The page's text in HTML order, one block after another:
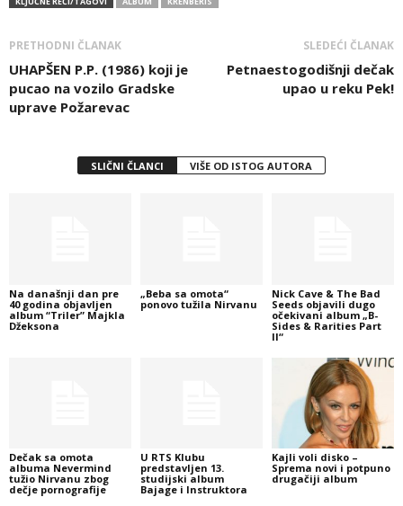
PRETHODNI ČLANAK
UHAPŠEN P.P. (1986) koji je
pucao na vozilo Gradske
uprave Požarevac
SLEDEĆI ČLANAK
Petnaestogodišnji dečak
upao u reku Pek!
SLIČNI ČLANCI VIŠE OD ISTOG AUTORA
Na današnji dan pre
40 godina objavljen
album “Triler” Majkla
Džeksona
„Beba sa omota“
ponovo tužila Nirvanu
Nick Cave & The Bad
Seeds objavili dugo
očekivani album „B-
Sides & Rarities Part
II“
Dečak sa omota
albuma Nevermind
tužio Nirvanu zbog
dečje pornografije
U RTS Klubu
predstavljen 13.
studijski album
Bajage i Instruktora
Kajli voli disko –
Sprema novi i potpuno
drugačiji album